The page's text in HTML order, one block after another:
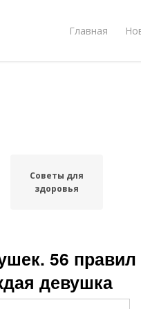
Главная
Советы для
здоровья
56 правил
девушка